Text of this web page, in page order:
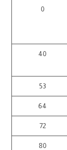
0
40
53
64
72
80